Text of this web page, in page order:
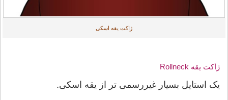
ژاکت یقه اسکی
ژاکت یقه Rollneck
یک استایل بسیار غیررسمی تر از یقه اسکی.